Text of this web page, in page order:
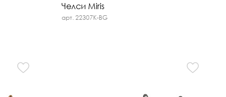
Челси Miris
арт. 22307K-BG